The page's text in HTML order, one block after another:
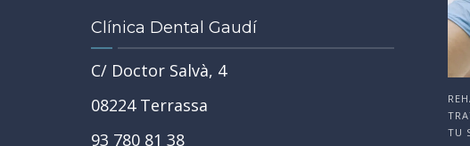
Clínica Dental Gaudí
C/ Doctor Salvà, 4
08224 Terrassa
93 780 81 38
TU
TU